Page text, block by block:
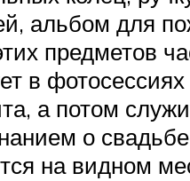
альбом для
предметов
в
а потом
о
на видном